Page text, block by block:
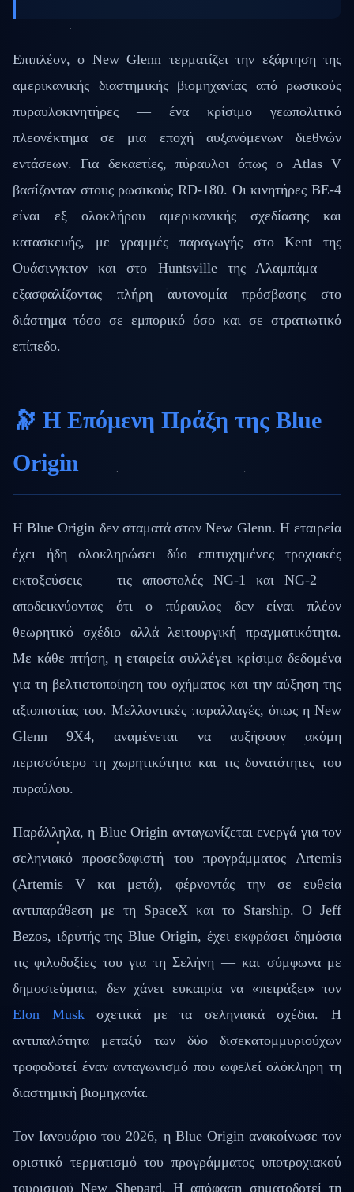
Επιπλέον, ο New Glenn τερματίζει την εξάρτηση της
αμερικανικής διαστημικής βιομηχανίας από ρωσικούς
πυραυλοκινητήρες — ένα κρίσιμο γεωπολιτικό
πλεονέκτημα σε μια εποχή αυξανόμενων διεθνών
εντάσεων. Για δεκαετίες, πύραυλοι όπως ο Atlas V
βασίζονταν στους ρωσικούς RD-180. Οι κινητήρες BE-4
είναι εξ ολοκλήρου αμερικανικής σχεδίασης και
κατασκευής, με γραμμές παραγωγής στο Kent της
Ουάσινγκτον και στο Huntsville της Αλαμπάμα —
εξασφαλίζοντας πλήρη αυτονομία πρόσβασης στο
διάστημα τόσο σε εμπορικό όσο και σε στρατιωτικό
επίπεδο.
🔭 Η Επόμενη Πράξη της Blue
Origin
Η Blue Origin δεν σταματά στον New Glenn. Η εταιρεία
έχει ήδη ολοκληρώσει δύο επιτυχημένες τροχιακές
εκτοξεύσεις — τις αποστολές NG-1 και NG-2 —
αποδεικνύοντας ότι ο πύραυλος δεν είναι πλέον
θεωρητικό σχέδιο αλλά λειτουργική πραγματικότητα.
Με κάθε πτήση, η εταιρεία συλλέγει κρίσιμα δεδομένα
για τη βελτιστοποίηση του οχήματος και την αύξηση της
αξιοπιστίας του. Μελλοντικές παραλλαγές, όπως η New
Glenn 9X4, αναμένεται να αυξήσουν ακόμη
περισσότερο τη χωρητικότητα και τις δυνατότητες του
πυραύλου.
Παράλληλα, η Blue Origin ανταγωνίζεται ενεργά για τον
σεληνιακό προσεδαφιστή του προγράμματος Artemis
(Artemis V και μετά), φέρνοντάς την σε ευθεία
αντιπαράθεση με τη SpaceX και το Starship. Ο Jeff
Bezos, ιδρυτής της Blue Origin, έχει εκφράσει δημόσια
τις φιλοδοξίες του για τη Σελήνη — και σύμφωνα με
δημοσιεύματα, δεν χάνει ευκαιρία να «πειράξει» τον
Elon Muskσχετικά με τα σεληνιακά σχέδια. Η
αντιπαλότητα μεταξύ των δύο δισεκατομμυριούχων
τροφοδοτεί έναν ανταγωνισμό που ωφελεί ολόκληρη τη
διαστημική βιομηχανία.
Τον Ιανουάριο του 2026, η Blue Origin ανακοίνωσε τον
οριστικό τερματισμό του προγράμματος υποτροχιακού
τουρισμού New Shepard. Η απόφαση σηματοδοτεί τη